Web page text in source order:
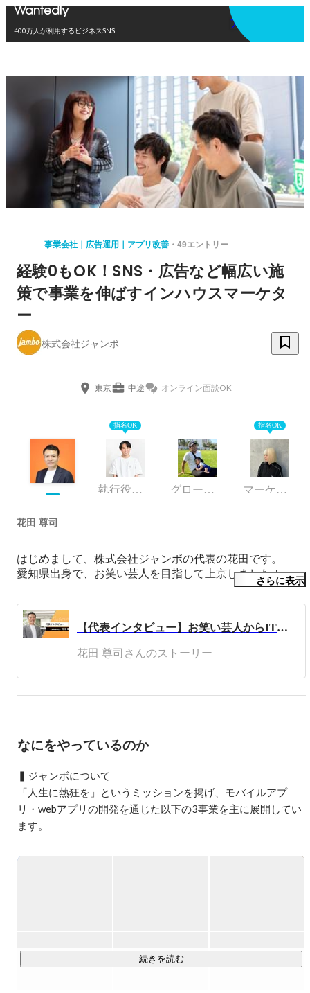
400万人が利用するビジネスSNS
アプリを使う
事業会社｜広告運用｜アプリ改善 49エントリー
経験0もOK！SNS・広告など幅広い施
策で事業を伸ばすインハウスマーケタ
ー
株式会社ジャンボ
東京 中途 オンライン面談OK
指名OK
執行役員・CMO グローバル事業部／セールスリーダー
指名OK
マーケティング
花田 尊司
はじめまして、株式会社ジャンボの代表の花田です。
愛知県出身で、お笑い芸人を目指して上京しました！
Andorid/iOS/Unity/サーバーサイドと様々な分野で自社サー
ビスを開発し、サービス拡大に伴い2021年4月に株式会社
さらに表示
【代表インタビュー】お笑い芸人からIT企業の代表に至るまで。ジャンボの創業ストーリーに迫る！
花田 尊司さんのストーリー
なにをやっているのか
▍ジャンボについて
「人生に熱狂を」というミッションを掲げ、モバイルアプ
リ・webアプリの開発を通じた以下の3事業を主に展開してい
ます。
・コミュニケーションアプリ事業
続きを読む